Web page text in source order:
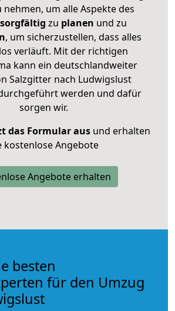
nehmen, um alle Aspekte des
sorgfältig zu planen und zu
, um sicherzustellen, dass alles
verläuft. Mit der richtigen
kann ein deutschlandweiter
Salzgitter nach Ludwigslust
werden und dafür
sorgen wir.
das Formular ausund erhalten
kostenlose Angebote
Angebote erhalten
besten
für den Umzug